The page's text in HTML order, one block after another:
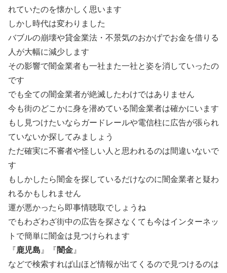
れていたのを懐かしく思います
しかし時代は変わりました
バブルの崩壊や貸金業法・不景気のおかげでお金を借りる
人が大幅に減少します
その影響で闇金業者も一社また一社と姿を消していったの
です
でも全ての闇金業者が絶滅したわけではありません
今も街のどこかに身を潜めている闇金業者は確かにいます
もし見つけたいならガードレールや電信柱に広告が張られ
ていないか探してみましょう
ただ確実に不審者や怪しい人と思われるのは間違いないで
す
もしかしたら闇金を探しているだけなのに闇金業者と疑わ
れるかもしれません
運が悪かったら即事情聴取でしょうね
でもわざわざ街中の広告を探さなくても今はインターネッ
トで簡単に闇金は見つけられます
『鹿児島 』『闇金 』
などで検索すれば山ほど情報が出てくるので見つけるのは